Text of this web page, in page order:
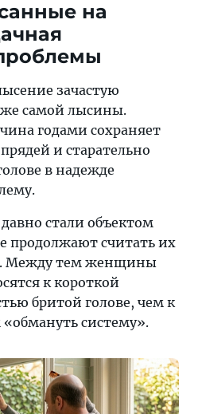
на
зачастую
самой лысины.
годами сохраняет
и старательно
в надежде
стали объектом
продолжают считать их
Между тем женщины
к короткой
бритой голове, чем к
систему».